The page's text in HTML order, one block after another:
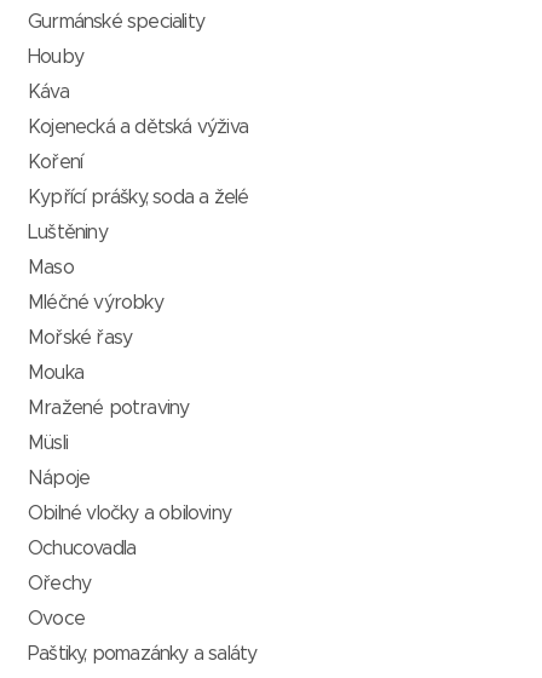
Gurmánské speciality
Houby
Káva
Kojenecká a dětská výživa
Koření
Kypřící prášky, soda a želé
Luštěniny
Maso
Mléčné výrobky
Mořské řasy
Mouka
Mražené potraviny
Müsli
Nápoje
Obilné vločky a obiloviny
Ochucovadla
Ořechy
Ovoce
Paštiky, pomazánky a saláty